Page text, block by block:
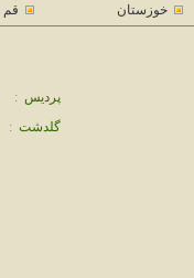
خوزستان قم
پرديس :
گلدشت :